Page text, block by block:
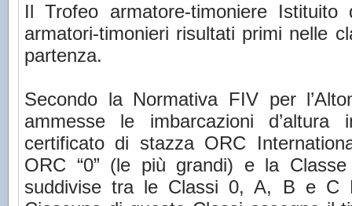
Il Trofeo armatore-timoniere
armatori-timonieri risultati primi nelle
partenza.
Secondo la Normativa FIV per
ammesse le imbarcazioni
certificato di stazza ORC
ORC “0” (le più grandi) e la
suddivise tra le Classi 0, A, B e C